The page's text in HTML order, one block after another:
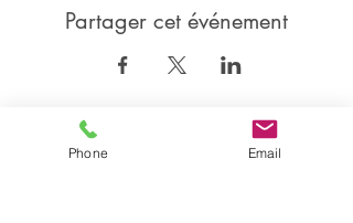
Partager cet événement
Phone Email